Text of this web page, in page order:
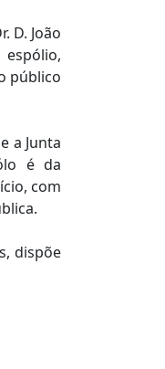
D. João
público
a Junta
é da
com
dispõe